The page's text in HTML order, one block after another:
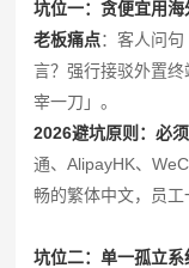
坑位一：贪便宜用海
老板痛点：客人问
言？强行接驳外置
宰一刀」。
2026避坑原则：必
通、AlipayHK、
畅的繁体中文，员工
坑位二：单一孤立系